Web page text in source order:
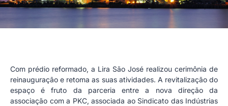
Com prédio reformado, a Lira São José realizou cerimônia de
reinauguração e retoma as suas atividades. A revitalização do
espaço é fruto da parceria entre a nova direção da
associação com a PKC, associada ao Sindicato das Indústrias